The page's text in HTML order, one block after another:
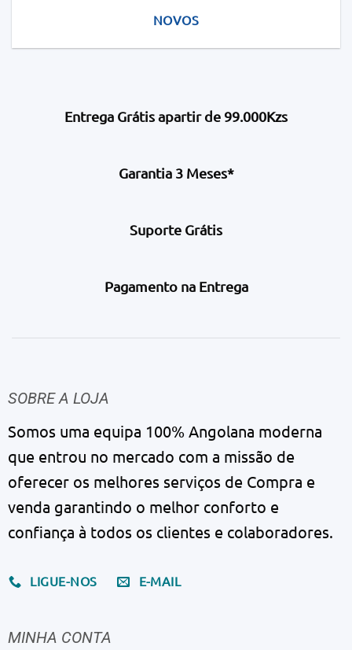
NOVOS
Entrega Grátis apartir de 99.000Kzs
Garantia 3 Meses*
Suporte Grátis
Pagamento na Entrega
SOBRE A LOJA
Somos uma equipa 100% Angolana moderna
que entrou no mercado com a missão de
oferecer os melhores serviços de Compra e
venda garantindo o melhor conforto e
confiança à todos os clientes e colaboradores.
LIGUE-NOS E-MAIL
MINHA CONTA